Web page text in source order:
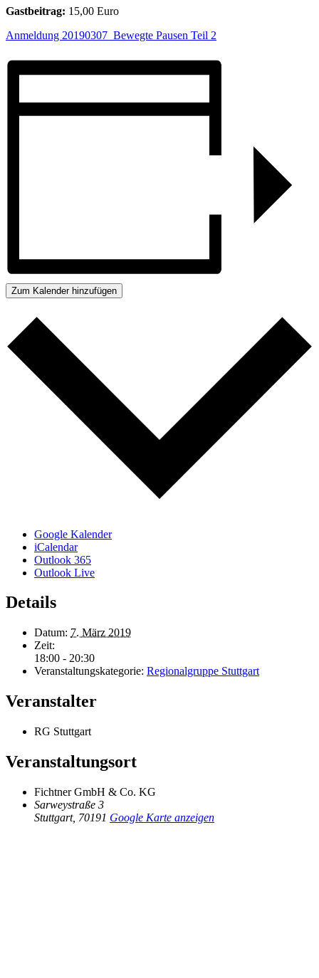
Gastbeitrag: 15,00 Euro
Anmeldung 20190307_Bewegte Pausen Teil 2
Zum Kalender hinzufügen
Google Kalender
iCalendar
Outlook 365
Outlook Live
Details
Datum: 7. März 2019
Zeit:
18:00 - 20:30
Veranstaltungskategorie: Regionalgruppe Stuttgart
Veranstalter
RG Stuttgart
Veranstaltungsort
Fichtner GmbH & Co. KG
Sarweystraße 3
Stuttgart, 70191 Google Karte anzeigen